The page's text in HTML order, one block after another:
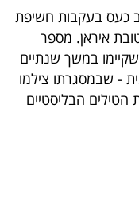
כעס בעקבות חשיפת
איראן. מספר
במשך שנתיים
- שבמסגרתו צילמו
הבליסטיים